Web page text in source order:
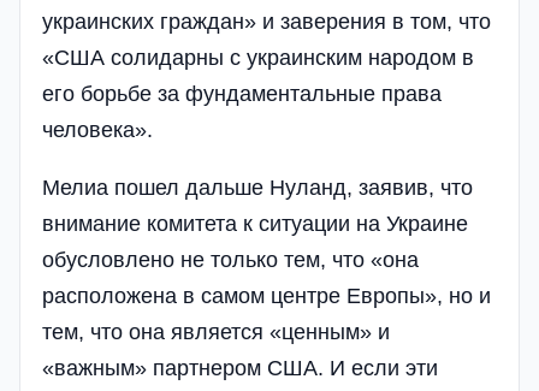
украинских граждан» и заверения в том, что
«США солидарны с украинским народом в
его борьбе за фундаментальные права
человека».
Мелиа пошел дальше Нуланд, заявив, что
внимание комитета к ситуации на Украине
обусловлено не только тем, что «она
расположена в самом центре Европы», но и
тем, что она является «ценным» и
«важным» партнером США. И если эти